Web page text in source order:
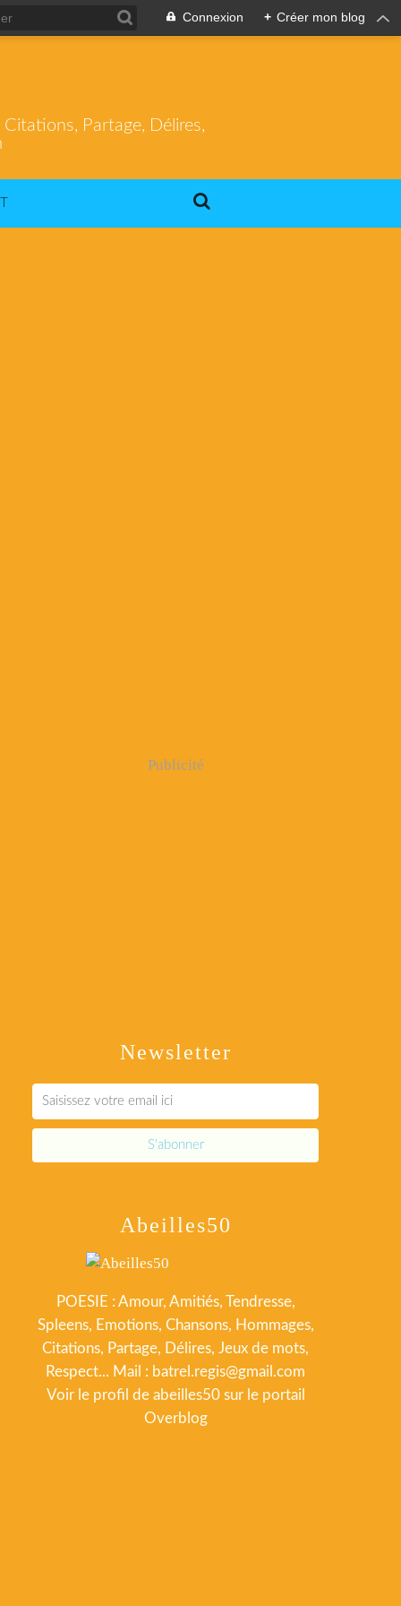
Connexion + Créer mon blog
Partage, Délires,
Newsletter
Publicité
Abeilles50
POESIE : Amour, Amitiés, Tendresse,
Spleens, Emotions, Chansons, Hommages,
Citations, Partage, Délires, Jeux de mots,
Respect... Mail : batrel.regis@gmail.com
Voir le profil de abeilles50sur le portail
Overblog